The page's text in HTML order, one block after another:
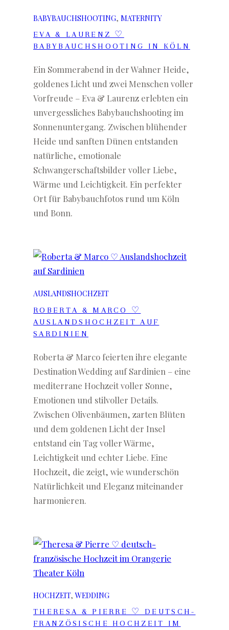
BABYBAUCHSHOOTING, MATERNITY
EVA & LAURENZ ♡
BABYBAUCHSHOOTING IN KÖLN
Ein Sommerabend in der Wahner Heide,
goldenes Licht und zwei Menschen voller
Vorfreude – Eva & Laurenz erlebten ein
unvergessliches Babybauchshooting im
Sonnenuntergang. Zwischen blühender
Heide und sanften Dünen entstanden
natürliche, emotionale
Schwangerschaftsbilder voller Liebe,
Wärme und Leichtigkeit. Ein perfekter
Ort für Babybauchfotos rund um Köln
und Bonn.
AUSLANDSHOCHZEIT
ROBERTA & MARCO ♡
AUSLANDSHOCHZEIT AUF
SARDINIEN
Roberta & Marco feierten ihre elegante
Destination Wedding auf Sardinien – eine
mediterrane Hochzeit voller Sonne,
Emotionen und stilvoller Details.
Zwischen Olivenbäumen, zarten Blüten
und dem goldenen Licht der Insel
entstand ein Tag voller Wärme,
Leichtigkeit und echter Liebe. Eine
Hochzeit, die zeigt, wie wunderschön
Natürlichkeit und Eleganz miteinander
harmonieren.
HOCHZEIT, WEDDING
THERESA & PIERRE ♡ DEUTSCH-
FRANZÖSISCHE HOCHZEIT IM